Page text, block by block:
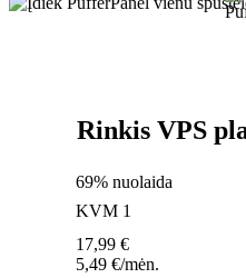
Rinkis VPS
69% nuolaida
KVM 1
17,99 €
5,49 €/mėn.